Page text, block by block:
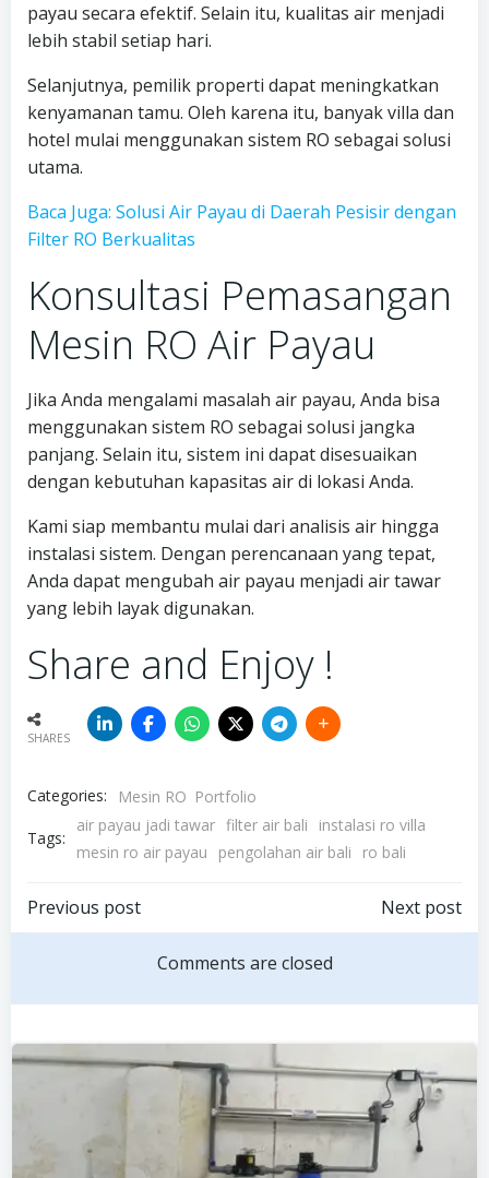
payau secara efektif. Selain itu, kualitas air menjadi
lebih stabil setiap hari.
Selanjutnya, pemilik properti dapat meningkatkan
kenyamanan tamu. Oleh karena itu, banyak villa dan
hotel mulai menggunakan sistem RO sebagai solusi
utama.
Baca Juga: Solusi Air Payau di Daerah Pesisir dengan
Filter RO Berkualitas
Konsultasi Pemasangan
Mesin RO Air Payau
Jika Anda mengalami masalah air payau, Anda bisa
menggunakan sistem RO sebagai solusi jangka
panjang. Selain itu, sistem ini dapat disesuaikan
dengan kebutuhan kapasitas air di lokasi Anda.
Kami siap membantu mulai dari analisis air hingga
instalasi sistem. Dengan perencanaan yang tepat,
Anda dapat mengubah air payau menjadi air tawar
yang lebih layak digunakan.
Share and Enjoy !
SHARES
Categories: Mesin RO Portfolio
Tags:
air payau jadi tawar filter air bali
instalasi ro villa
mesin ro air payau
pengolahan air bali ro bali
Post
navigation
Previous post
Post
navigation
Next post
Comments are closed